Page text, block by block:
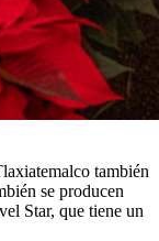
también
se producen
Star, que tiene un